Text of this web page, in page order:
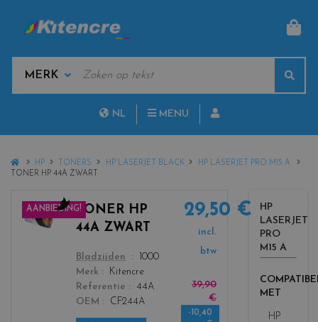
MANUFACTURERS
NL MENU
HOME
HP TONERS HP LASERJET BLACK
HP LASERJET PRO M15 A
TONER HP 44A ZWART
AANBIEDING!TONER HP
44A ZWART
color
c
Bladzijden
1000
Merk
Kitencre
Referentie
44A
OEM
CF244A
29,50 €
incl.
btw
39,90
€
-10,40
HP
LASERJET
PRO
M15 A
MET
HP